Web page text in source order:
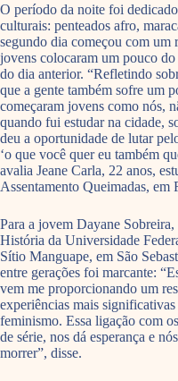
O período da noite foi
culturais: penteados afro,
segundo dia começou com um
jovens colocaram um pouco
do dia anterior. “Refletindo
que a gente também sofre um
começaram jovens como nós,
quando fui estudar na cidade,
deu a oportunidade de lutar
‘o que você quer eu também
avalia Jeane Carla, 22 anos,
Assentamento Queimadas, em
Para a jovem Dayane
História da Universidade
Sítio Manguape, em São
entre gerações foi marcante:
vem me proporcionando um
experiências mais
feminismo. Essa ligação com
de série, nos dá esperança e
morrer”, disse.